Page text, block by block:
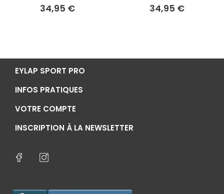
34,95 €Prix 34,95 €Prix
EYLAP SPORT PRO
INFOS PRATIQUES
VOTRE COMPTE
INSCRIPTION À LA NEWSLETTER